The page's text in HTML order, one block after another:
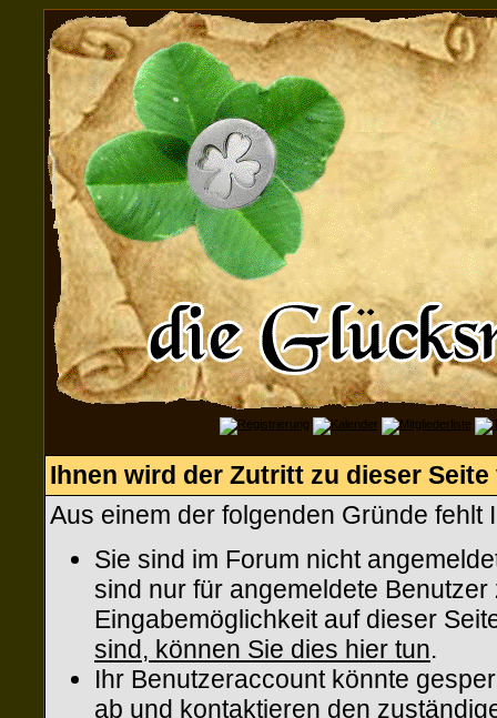
Ihnen wird der Zutritt zu dieser
Aus einem der folgenden Gründe
Sie sind im Forum nicht
sind nur für angemeldete
Eingabemöglichkeit auf dieser
sind, können Sie dies hier tun.
Ihr Benutzeraccount könnte
ab und kontaktieren den